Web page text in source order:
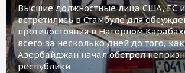
Высшие должностные лица США, ЕС
встретились в Стамбуле для
противостояния в Нагорном
всего за несколько дней до того, как
Азербайджан начал обстрел
республики